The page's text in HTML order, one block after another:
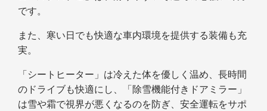
です。
また、寒い日でも快適な車内環境を提供する装備も充
実。
「シートヒーター」は冷えた体を優しく温め、長時間
のドライブも快適にし、「除雪機能付きドアミラー」
は雪や霜で視界が悪くなるのを防ぎ、安全運転をサポ